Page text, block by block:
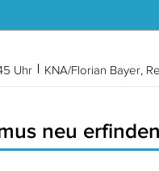
KNA/Florian Bayer,
Uhr
neu erfinden